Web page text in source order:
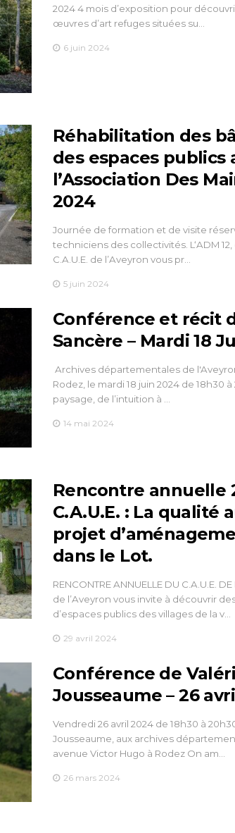
2024 4 mois d’exposition pour
œuvres d’art refuges situées su…
6 juin 2024
Réhabilitation des
des espaces publics
l’Association Des
2024
Journée de formation et de visite
techniciens des collectivités. L‘ADM
C.A.U.E. de l’Aveyron vous pr…
5 juin 2024
Conférence et récit
Sancère – Mardi 18
Archives départementales de
Rodez, le mardi 18 juin 2024 de 18h30
paysage, de l’intuition à …
14 mai 2024
Rencontre annuelle
C.A.U.E. : La qualité
projet
dans le Lot.
RENCONTRE ANNUELLE DU C.A.U.E.
de l’Aveyron vous invite à découvrir
d’espaces publics des villages de la v…
29 avril 2024
Conférence de
Jousseaume – 26
Vendredi 26 avril 2024 de 18h30 à
Jousseaume, aux archives
avenue Victor Hugo à Rodez On am…
26 mars 2024